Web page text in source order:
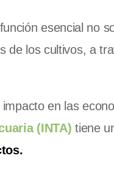
esencial no
de los cultivos, a
en las
(INTA) tiene